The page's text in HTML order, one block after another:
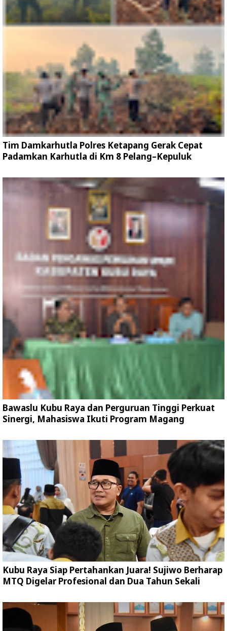
Tim Damkarhutla Polres Ketapang Gerak Cepat
Padamkan Karhutla di Km 8 Pelang–Kepuluk
Bawaslu Kubu Raya dan Perguruan Tinggi Perkuat
Sinergi, Mahasiswa Ikuti Program Magang
Kubu Raya Siap Pertahankan Juara! Sujiwo Berharap
MTQ Digelar Profesional dan Dua Tahun Sekali